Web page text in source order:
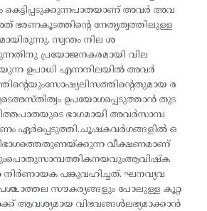
കെട്ടിപ്പടുക്കുന്നപാതയാണ് അവർ അവ
ഭരണകൂടത്തിന്റെ നേതൃത്വത്തിലുള്ള
സ്വന്തം നില ശ
പ്രയോജനകരമായി വില
ഉപാധി എന്നനിലയിൽ അവർ
ര
ഉപയോഗപ്പെടുത്താൻ തുട
ഭാഗമായി അവർസാമ്പ
ഏർപ്പെടുത്തി.ചൂഷകവർഗങ്ങളിൽ ഒ
വീക്ഷണമാണ്
നിർണായക പങ്കുവഹിച്ചത്. ഘനവ്യവ
സൗകര്യങ്ങളും പോലുള്ള കൂറ്റ
ആവശ്യമായ വിഭവങ്ങൾലഭ്യമാക്കാൻ